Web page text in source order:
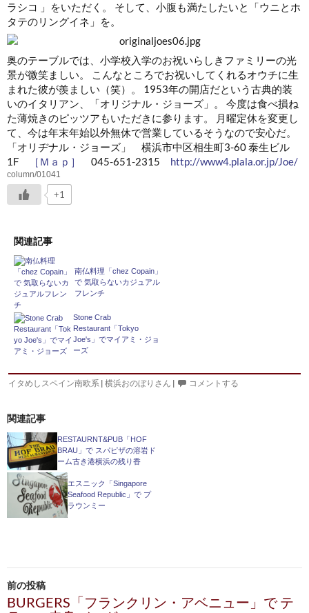
ラシコ 」をいただく。 そして、小腹も満たしたいと「ウニとホ
タテのリングイネ」を。
奥のテーブルでは、小学校入学のお祝いらしきファミリーの光
景が微笑ましい。 こんなところでお祝いしてくれるオウチに生
まれた彼が羨ましい（笑）。 1953年の開店だという古典的装
いのイタリアン、「オリジナル・ジョーズ」。 今度は食べ損ね
た薄焼きのピッツアもいただきに参ります。 月曜定休を変更し
て、今は年末年始以外無休で営業しているそうなので安心だ。
「オリヂナル・ジョーズ」 横浜市中区相生町3-60 泰生ビル
1F
［Ｍａｐ］ 045-651-2315 http://www4.plala.or.jp/Joe/
column/01041
+1
関連記事
南仏料理「chez Copain」
で 気取らないカジュアル
フレンチ
Stone Crab
Restaurant「Tokyo
Joe's」でマイアミ・ジョ
ーズ
イタめしスペイン南欧系 | 横浜おのぼりさん | コメントする
関連記事
RESTAURNT&PUB「HOF
BRAU」で スパピザの溶岩ド
ーム古き港横浜の残り香
エスニック「Singapore
Seafood Republic」で プ
ラウンミー
投
稿
前の投稿
BURGERS「フランクリン・アベニュー」で テ